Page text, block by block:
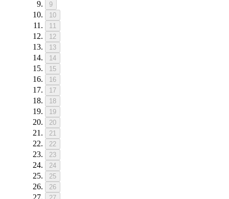
9
10
11
12
13
14
15
16
17
18
19
20
21
22
23
24
25
26